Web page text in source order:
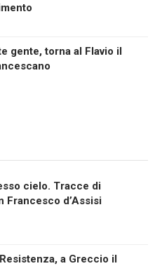
gente, torna al Flavio il
cielo. Tracce di
Francesco d’Assisi
a Greccio il